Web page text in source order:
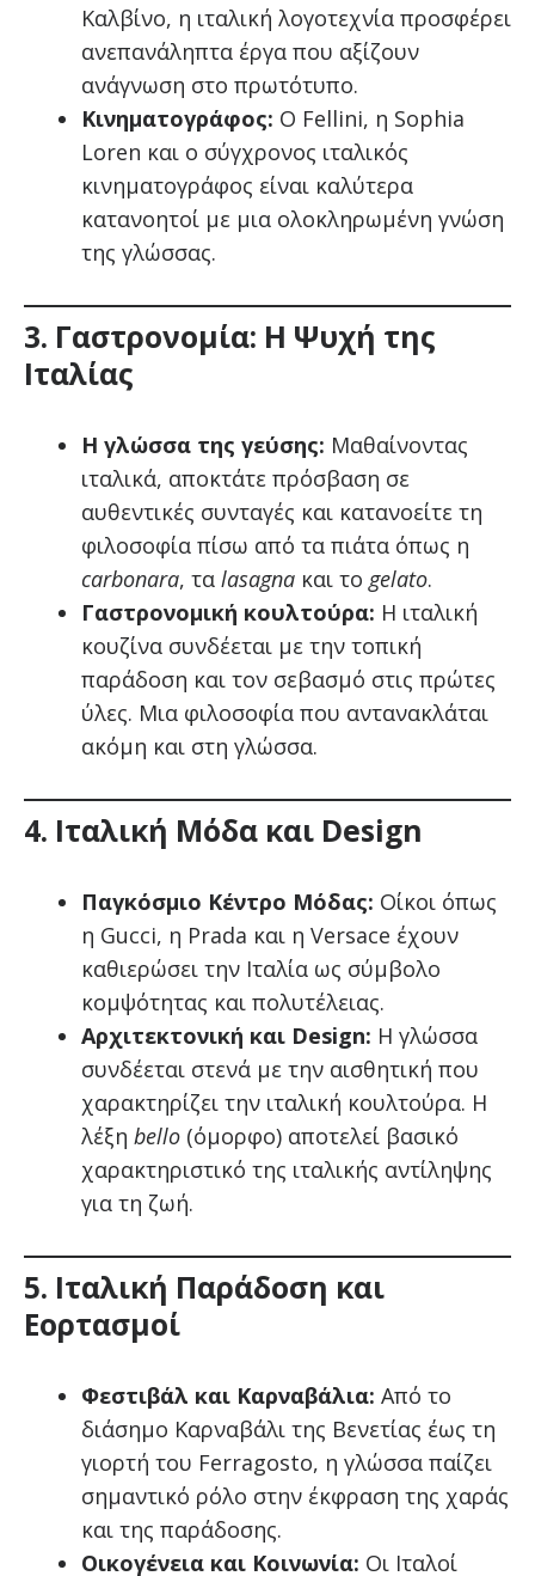
Καλβίνο, η ιταλική λογοτεχνία προσφέρει
ανεπανάληπτα έργα που αξίζουν
ανάγνωση στο πρωτότυπο.
Κινηματογράφος: Ο Fellini, η Sophia
Loren και ο σύγχρονος ιταλικός
κινηματογράφος είναι καλύτερα
κατανοητοί με μια ολοκληρωμένη γνώση
της γλώσσας.
3. Γαστρονομία: Η Ψυχή της
Ιταλίας
Η γλώσσα της γεύσης: Μαθαίνοντας
ιταλικά, αποκτάτε πρόσβαση σε
αυθεντικές συνταγές και κατανοείτε τη
φιλοσοφία πίσω από τα πιάτα όπως η
carbonara, τα lasagnaκαι το gelato.
Γαστρονομική κουλτούρα: Η ιταλική
κουζίνα συνδέεται με την τοπική
παράδοση και τον σεβασμό στις πρώτες
ύλες. Μια φιλοσοφία που αντανακλάται
ακόμη και στη γλώσσα.
4. Ιταλική Μόδα και Design
Παγκόσμιο Κέντρο Μόδας: Οίκοι όπως
η Gucci, η Prada και η Versace έχουν
καθιερώσει την Ιταλία ως σύμβολο
κομψότητας και πολυτέλειας.
Αρχιτεκτονική και Design: Η γλώσσα
συνδέεται στενά με την αισθητική που
χαρακτηρίζει την ιταλική κουλτούρα. Η
λέξη bello(όμορφο) αποτελεί βασικό
χαρακτηριστικό της ιταλικής αντίληψης
για τη ζωή.
5. Ιταλική Παράδοση και
Εορτασμοί
Φεστιβάλ και Καρναβάλια: Από το
διάσημο Καρναβάλι της Βενετίας έως τη
γιορτή του Ferragosto, η γλώσσα παίζει
σημαντικό ρόλο στην έκφραση της χαράς
και της παράδοσης.
Οικογένεια και Κοινωνία: Οι Ιταλοί